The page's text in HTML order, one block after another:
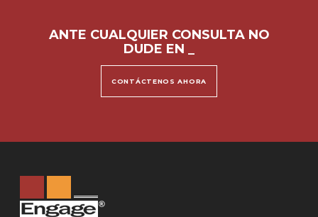
ANTE CUALQUIER CONSULTA NO
DUDE EN C
CONTÁCTENOS AHORA